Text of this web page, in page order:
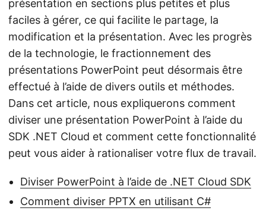
présentation en sections plus petites et plus
faciles à gérer, ce qui facilite le partage, la
modification et la présentation. Avec les progrès
de la technologie, le fractionnement des
présentations PowerPoint peut désormais être
effectué à l’aide de divers outils et méthodes.
Dans cet article, nous expliquerons comment
diviser une présentation PowerPoint à l’aide du
SDK .NET Cloud et comment cette fonctionnalité
peut vous aider à rationaliser votre flux de travail.
Diviser PowerPoint à l’aide de .NET Cloud SDK
Comment diviser PPTX en utilisant C#